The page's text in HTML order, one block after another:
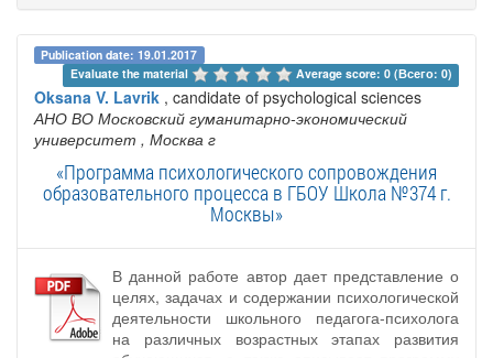
Publication date: 19.01.2017
Evaluate the material
Average score: 0 (Всего: 0)
Oksana V. Lavrik , candidate of psychological sciences
АНО ВО Московский гуманитарно-экономический
университет , Москва г
«Программа психологического сопровождения
образовательного процесса в ГБОУ Школа №374 г.
Москвы»
В данной работе автор дает представление о
целях, задачах и содержании психологической
деятельности школьного педагога-психолога
на различных возрастных этапах развития